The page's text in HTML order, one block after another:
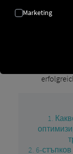
1.
2. 6-
Marketing